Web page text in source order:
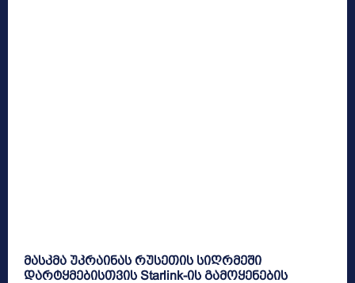
მასკმა უკრაინას რუსეთის სიღრმეში
დარტყმებისთვის Starlink-ის გამოყენების